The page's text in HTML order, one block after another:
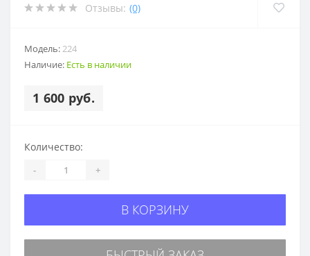
Отзывы: (0)
Модель:224
Наличие: Есть в наличии
1 600 руб.
Количество:
- +
В КОРЗИНУ